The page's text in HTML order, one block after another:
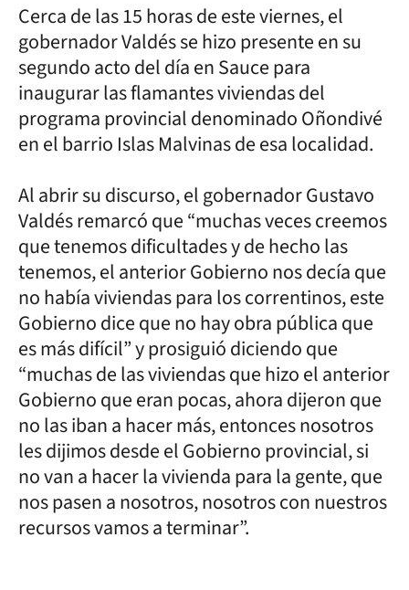
Cerca de las 15 horas de este viernes, el
gobernador Valdés se hizo presente en su
segundo acto del día en Sauce para
inaugurar las flamantes viviendas del
programa provincial denominado Oñondivé
en el barrio Islas Malvinas de esa localidad.
Al abrir su discurso, el gobernador Gustavo
Valdés remarcó que “muchas veces creemos
que tenemos dificultades y de hecho las
tenemos, el anterior Gobierno nos decía que
no había viviendas para los correntinos, este
Gobierno dice que no hay obra pública que
es más difícil” y prosiguió diciendo que
“muchas de las viviendas que hizo el anterior
Gobierno que eran pocas, ahora dijeron que
no las iban a hacer más, entonces nosotros
les dijimos desde el Gobierno provincial, si
no van a hacer la vivienda para la gente, que
nos pasen a nosotros, nosotros con nuestros
recursos vamos a terminar”.